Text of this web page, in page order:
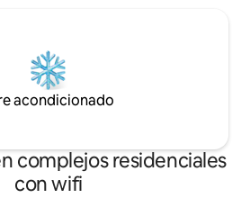
acondicionado
complejos residenciales
con wifi